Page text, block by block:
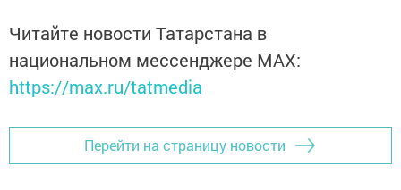
Читайте новости Татарстана в
национальном мессенджере MАХ:
https://max.ru/tatmedia
Перейти на страницу новости